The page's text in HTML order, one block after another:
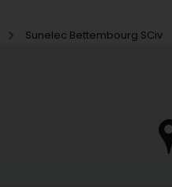
Sunelec Bettembourg SCiv